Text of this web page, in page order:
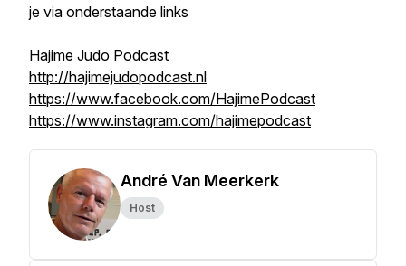
je via onderstaande links
Hajime Judo Podcast
http://hajimejudopodcast.nl
https://www.facebook.com/HajimePodcast
https://www.instagram.com/hajimepodcast
André Van Meerkerk
Host